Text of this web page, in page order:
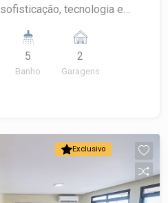
tecnologia e
bairro São Dimas.
qualidade de vida e
oferece ambientes
planejados
organização e
em toda a área
5
Banho
2
Garagens
Exclusivo